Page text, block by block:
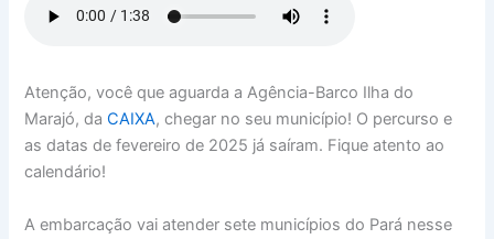
Atenção, você que aguarda a Agência-Barco Ilha do
Marajó, daCAIXA, chegar no seu município! O percurso e
as datas de fevereiro de 2025 já saíram. Fique atento ao
calendário!
A embarcação vai atender sete municípios do Pará nesse